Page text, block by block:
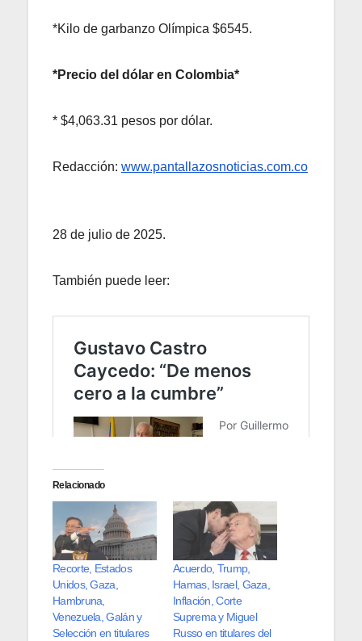
*Kilo de garbanzo Olímpica $6545.
*Precio del dólar en Colombia*
* $4,063.31 pesos por dólar.
Redacción: www.pantallazosnoticias.com.co
28 de julio de 2025.
También puede leer:
Relacionado
Recorte, Estados
Unidos, Gaza,
Hambruna,
Venezuela, Galán y
Selección en titulares
Acuerdo, Trump,
Hamas, Israel, Gaza,
Inflación, Corte
Suprema y Miguel
Russo en titulares del